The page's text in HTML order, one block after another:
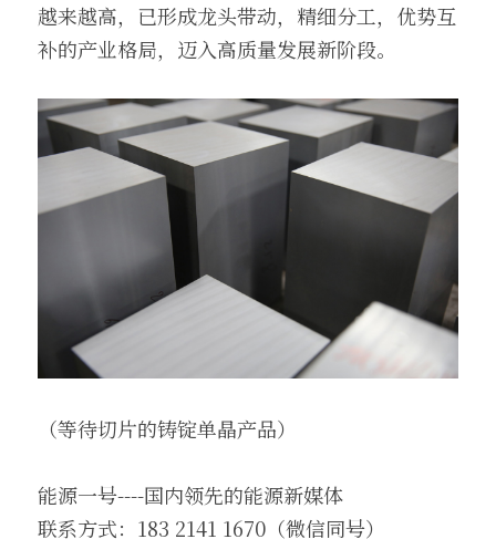
越来越高，已形成龙头带动，精细分工，优势互
补的产业格局，迈入高质量发展新阶段。
（等待切片的铸锭单晶产品）
能源一号----国内领先的能源新媒体
联系方式：183 2141 1670（微信同号）